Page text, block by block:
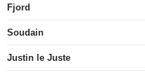
Fjord
Soudain
Justin le Juste